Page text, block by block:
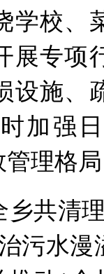
学校、
展专项
设施、
加强
理格
共清理
污水漫